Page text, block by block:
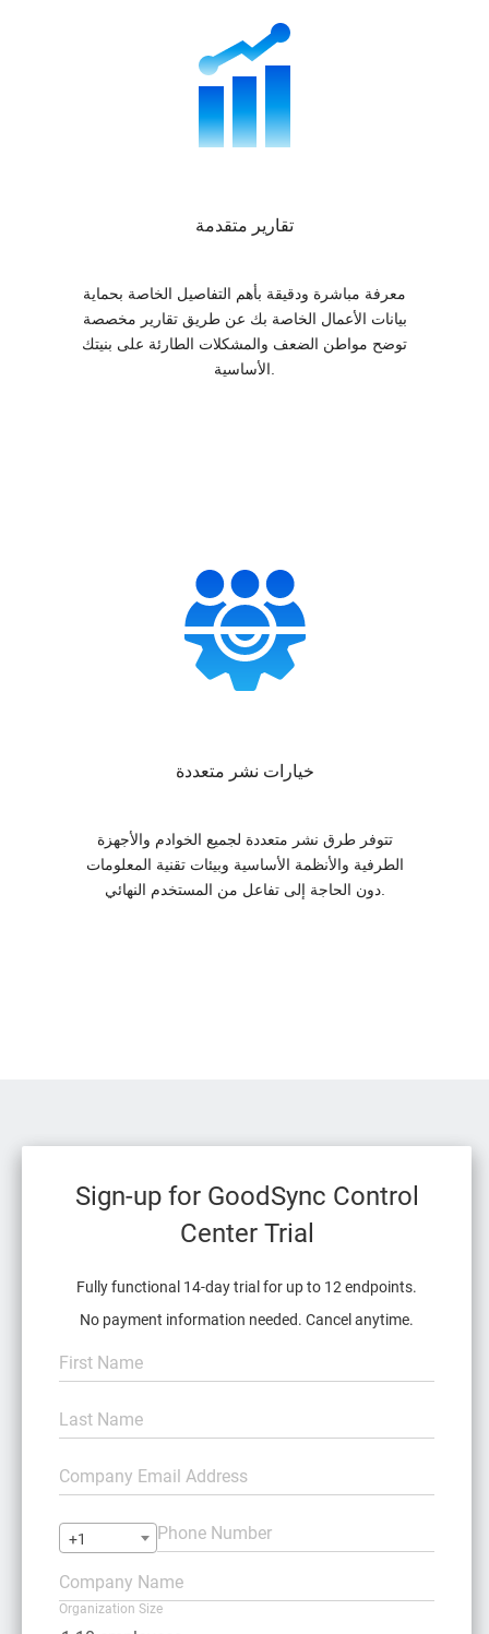
تقارير متقدمة
معرفة مباشرة ودقيقة بأهم التفاصيل الخاصة بحماية
بيانات الأعمال الخاصة بك عن طريق تقارير مخصصة
توضح مواطن الضعف والمشكلات الطارئة على بنيتك
خيارات نشر متعددة
تتوفر طرق نشر متعددة لجميع الخوادم والأجهزة
الطرفية والأنظمة الأساسية وبيئات تقنية المعلومات
دون الحاجة إلى تفاعل من المستخدم النهائي.